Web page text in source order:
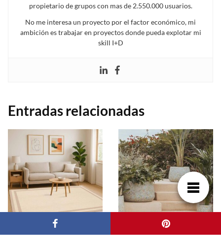
propietario de grupos con mas de 2.550.000 usuarios.
No me interesa un proyecto por el factor económico, mi
ambición es trabajar en proyectos donde pueda explotar mi
skill I+D
Entradas relacionadas
Alfombras vinílicas en
Qué maceteros son